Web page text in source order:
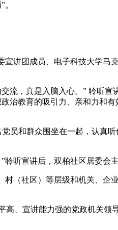
讲团成员、电子科技大学
流，真是入脑入心。” 聆听
治教育的吸引力、亲和力和
员和群众围坐在一起，认真
听宣讲后，双柏社区居委会
（社区）等层级和机关、
、宣讲能力强的党政机关